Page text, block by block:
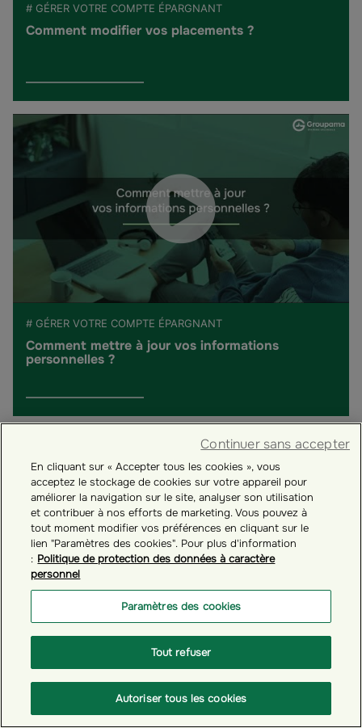
# GÉRER VOTRE COMPTE ÉPARGNANT
Comment modifier vos placements ?
# GÉRER VOTRE COMPTE ÉPARGNANT
Comment mettre à jour vos informations
personnelles ?
# GESTION FINANCIÈRE
Comment choisir vos fonds ?
En cliquant sur « Accepter tous les cookies », vous
acceptez le stockage de cookies sur votre appareil pour
améliorer la navigation sur le site, analyser son utilisation
et contribuer à nos efforts de marketing. Vous pouvez à
tout moment modifier vos préférences en cliquant sur le
lien "Paramètres des cookies". Pour plus d'information
: Politique de protection des données à caractère
personnel
Paramètres des cookies
Tout refuser
Autoriser tous les cookies
Continuer sans accepter